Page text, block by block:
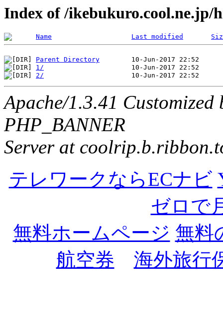
Index of /ikebukuro.cool.ne.jp/
Name Last modified
Parent Directory
1/
2/
Apache/1.3.41 Customized
PHP_BANNER
Server at
テレワークならECナビ
ゼロで
無料ホームページ 無料
航空券
海外旅行